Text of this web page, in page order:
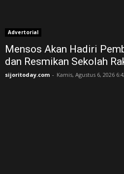
Advertorial
Mensos Akan Hadiri
dan Resmikan Sekolah
sijoritoday.com - Kamis, Agustus 6, 2026